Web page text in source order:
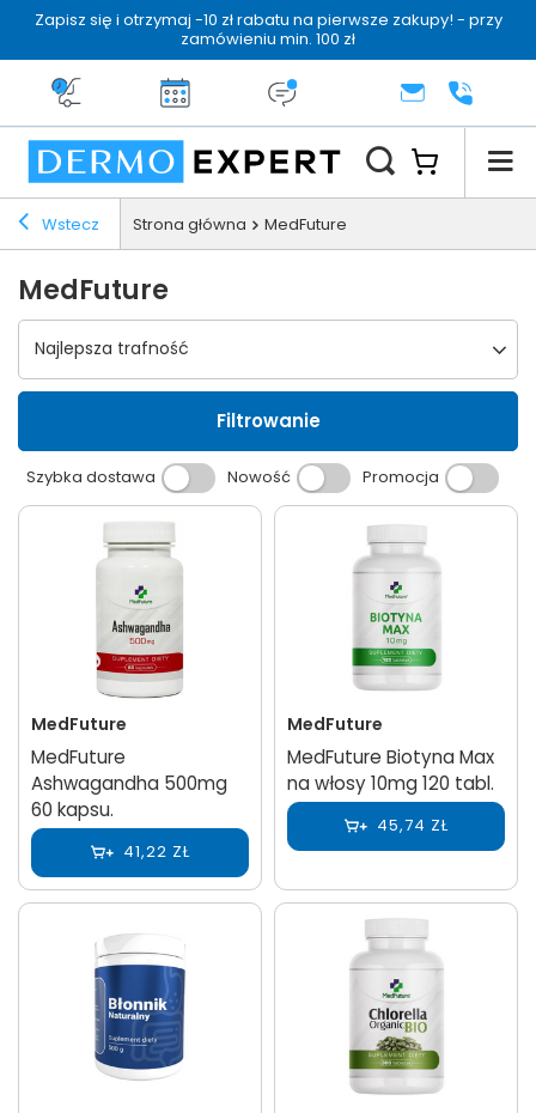
Zapisz się i otrzymaj -10 zł rabatu na pierwsze zakupy! - przy
zamówieniu min. 100 zł
Darmowa dostawa od 199 zł
14 dni na zwrotDermo konsultacjaKONTAKT+48 222
Wstecz Strona główna MedFuture
MedFuture
Wybierz sortowanie
Najlepsza trafność
Filtrowanie
Szybka dostawa Nowość Promocja
MedFuture
MedFuture
Ashwagandha 500mg
60 kapsu.
41,22 ZŁ
MedFuture
MedFuture Biotyna Max
na włosy 10mg 120 tabl.
45,74 ZŁ